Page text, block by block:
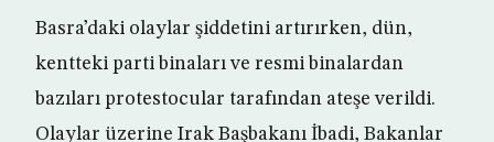
Basra’daki olaylar şiddetini artırırken, dün,
kentteki parti binaları ve resmi binalardan
bazıları protestocular tarafından ateşe verildi.
Olaylar üzerine Irak Başbakanı İbadi, Bakanlar